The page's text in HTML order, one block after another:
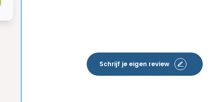
Schrijf je eigen review